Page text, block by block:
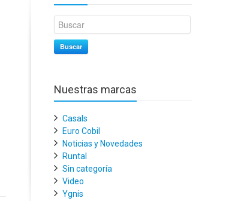
Buscar
Nuestras marcas
Casals
Euro Cobil
Noticias y Novedades
Runtal
Sin categoría
Video
Ygnis